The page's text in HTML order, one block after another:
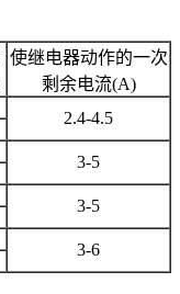
使继电器动作的一次
剩余电流(A)
2.4-4.5
3-5
3-5
3-6